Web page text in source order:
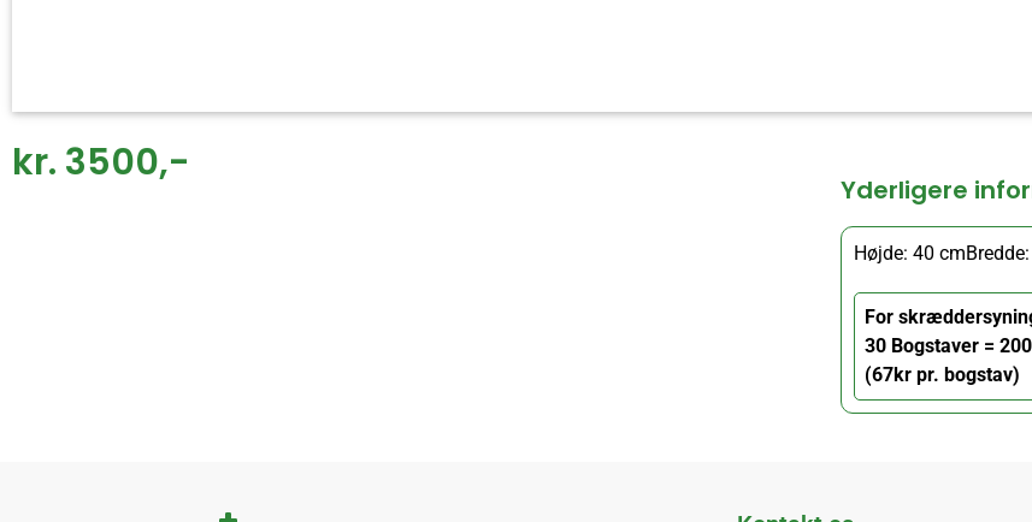
kr. 3500,-
Yderligere
Højde: 40 cm
For
30 Bogstaver =
(67kr pr. bogstav)